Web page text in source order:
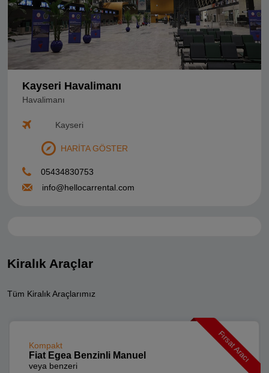
Kiralık Araçlar
Tüm Kiralık Araçlarımız
Fırsat Aracı
Kompakt
Fiat Egea Benzinli Manuel
veya benzeri
Kayseri Havalimanı
Havalimanı
Kayseri
HARİTA GÖSTER
05434830753
info@hellocarrental.com